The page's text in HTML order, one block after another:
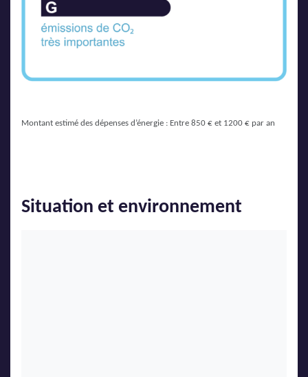
Montant estimé des dépenses d’énergie : Entre 850 € et 1200 € par an
Situation et environnement